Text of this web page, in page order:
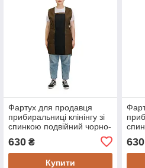
Фартух для продавця
прибиральниці клінінгу зі
спинкою подвійний чорно-
630₴
Купити
630